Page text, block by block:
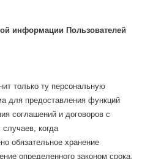
информации Пользователей
только ту персональную
для предоставления функций
соглашений и договоров с
когда
обязательное хранение
определенного законом срока.